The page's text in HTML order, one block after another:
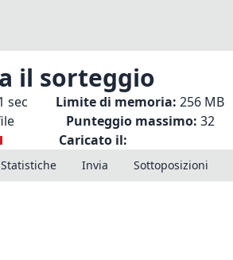
il sorteggio
sec Limite di memoria: 256 MB
Punteggio massimo: 32
Caricato il:
Statistiche Invia Sottoposizioni